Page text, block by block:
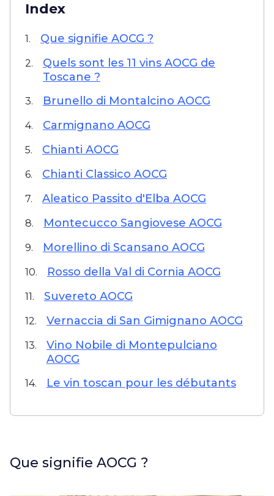
Index
1. Que signifie AOCG ?
2.
Quels sont les 11 vins AOCG de
Toscane ?
3. Brunello di Montalcino AOCG
4. Carmignano AOCG
5. Chianti AOCG
6. Chianti Classico AOCG
7. Aleatico Passito d'Elba AOCG
8. Montecucco Sangiovese AOCG
9. Morellino di Scansano AOCG
10. Rosso della Val di Cornia AOCG
11. Suvereto AOCG
12. Vernaccia di San Gimignano AOCG
13.
Vino Nobile di Montepulciano
AOCG
14. Le vin toscan pour les débutants
Que signifie AOCG ?